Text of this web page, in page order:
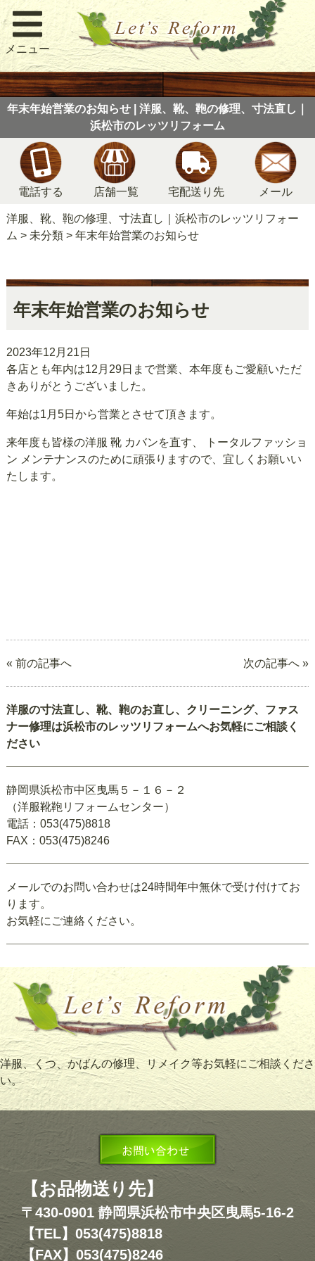
メニュー
年末年始営業のお知らせ | 洋服、靴、鞄の修理、寸法直し｜
浜松市のレッツリフォーム
電話する 店舗一覧 宅配送り先 メール
洋服、靴、鞄の修理、寸法直し｜浜松市のレッツリフォー
ム > 未分類> 年末年始営業のお知らせ
年末年始営業のお知らせ
2023年12月21日
各店とも年内は12月29日まで営業、本年度もご愛顧いただ
きありがとうございました。
年始は1月5日から営業とさせて頂きます。
来年度も皆様の洋服 靴 カバンを直す、 トータルファッショ
ン メンテナンスのために頑張りますので、宜しくお願いい
たします。
« 前の記事へ 次の記事へ »
洋服の寸法直し、靴、鞄のお直し、クリーニング、ファス
ナー修理は浜松市のレッツリフォームへお気軽にご相談く
ださい
静岡県浜松市中区曳馬５－１６－２
（洋服靴鞄リフォームセンター）
電話：053(475)8818
FAX：053(475)8246
メールでのお問い合わせは24時間年中無休で受け付けてお
ります。
お気軽にご連絡ください。
洋服、くつ、かばんの修理、リメイク等お気軽にご相談くださ
い。
【お品物送り先】
〒430-0901 静岡県浜松市中央区曳馬5-16-2
【TEL】053(475)8818
【FAX】053(475)8246